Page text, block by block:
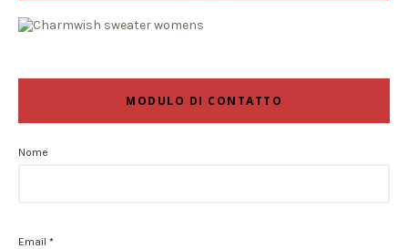
MODULO DI CONTATTO
Nome
Email *